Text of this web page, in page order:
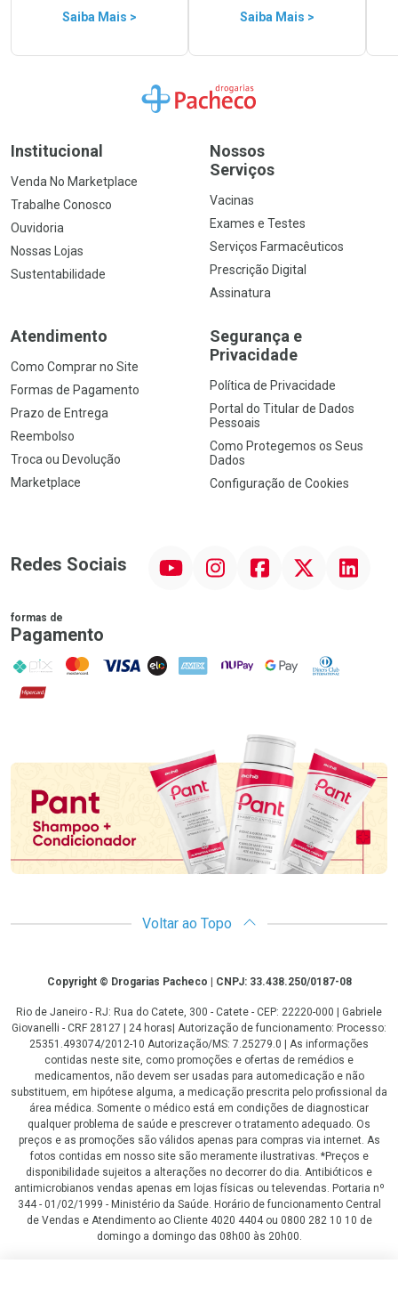
Saiba Mais > Saiba Mais >
Ir para a Home
Institucional
Venda No Marketplace
Trabalhe Conosco
Ouvidoria
Nossas Lojas
Sustentabilidade
Nossos
Serviços
Vacinas
Exames e Testes
Serviços Farmacêuticos
Prescrição Digital
Assinatura
Atendimento
Como Comprar no Site
Formas de Pagamento
Prazo de Entrega
Reembolso
Troca ou Devolução
Marketplace
Segurança e
Privacidade
Política de Privacidade
Portal do Titular de Dados
Pessoais
Como Protegemos os Seus
Dados
Configuração de Cookies
Redes Sociais InstagramFacebook Linkedin
formas de
Pagamento
PIX MasterCard
VISA ELO AMEX NuPay Google PayDiners Club
Hipercard
Promoção em Destaque
Voltar ao Topo
CopyrightCopyright © Drogarias Pacheco | CNPJ: 33.438.250/0187-08
Rio de Janeiro - RJ: Rua do Catete, 300 - Catete - CEP: 22220-000 | Gabriele
Giovanelli - CRF 28127 | 24 horas| Autorização de funcionamento: Processo:
25351.493074/2012-10 Autorização/MS: 7.25279.0 | As informações
contidas neste site, como promoções e ofertas de remédios e
medicamentos, não devem ser usadas para automedicação e não
substituem, em hipótese alguma, a medicação prescrita pelo profissional da
área médica. Somente o médico está em condições de diagnosticar
qualquer problema de saúde e prescrever o tratamento adequado. Os
preços e as promoções são válidos apenas para compras via internet. As
fotos contidas em nosso site são meramente ilustrativas. *Preços e
disponibilidade sujeitos a alterações no decorrer do dia. Antibióticos e
antimicrobianos vendas apenas em lojas físicas ou televendas. Portaria nº
344 - 01/02/1999 - Ministério da Saúde. Horário de funcionamento Central
de Vendas e Atendimento ao Cliente 4020 4404 ou 0800 282 10 10 de
domingo a domingo das 08h00 às 20h00.